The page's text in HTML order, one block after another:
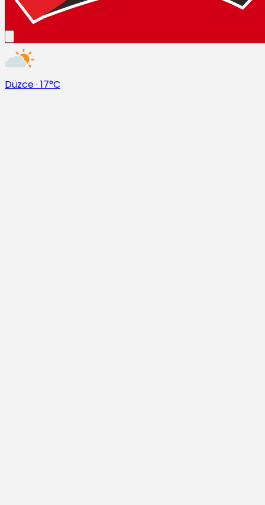
Düzce· 17°C